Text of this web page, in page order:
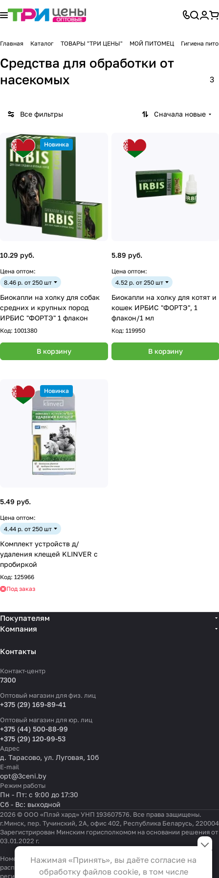
Главная Каталог ТОВАРЫ "ТРИ ЦЕНЫ" МОЙ ПИТОМЕЦ Гигиена
Средства для обработки от
насекомых
3
Все фильтры Сначала новые
Новинка
10.29 руб.
Цена оптом:
8.46 р. от 250 шт
Биокапли на холку для собак
средних и крупных пород
ИРБИС "ФОРТЭ" 1 флакон
Код: 1001380
В корзину
5.89 руб.
Цена оптом:
4.52 р. от 250 шт
Биокапли на холку для котят и
кошек ИРБИС "ФОРТЭ", 1
флакон/1 мл
Код: 119950
В корзину
Новинка
5.49 руб.
Цена оптом:
4.44 р. от 250 шт
Комплект устройств д/
удаления клещей KLINVER с
пробиркой
Код: 125966
Под заказ
Покупателям
Компания
Контакты
Контакт-центр
7300
Оптовый магазин для физ. лиц
+375 (29) 169-89-41
Оптовый магазин для юр. лиц
+375 (44) 500-88-99
+375 (29) 120-99-53
Адрес
д. Тарасово, ул. Луговая, 10б
E-mail
opt@3ceni.by
Режим работы
Пн - Пт: с 9:00 до 17:30
Сб - Вс: выходной
2026 © ООО «Плэй хард» УНП 193607576. Все права защищены.
г.Минск, пер. Тучинский, 2А, офис 402, Республика Беларусь, 220004
Зарегистрирован Минским горисполкомом на основании решения от
03.01.2022 г.
Номер телефона работников местных исполнительных и
распорядительных органов по месту государственной
регистрации ООО «Плэй хард», уполномоченных рассматривать
Настройки файлов cookie
Функциональные
Эти файлы необходимы для
Нажимая «Принять», вы даёте согласие на
обработку файлов cookie, в том числе